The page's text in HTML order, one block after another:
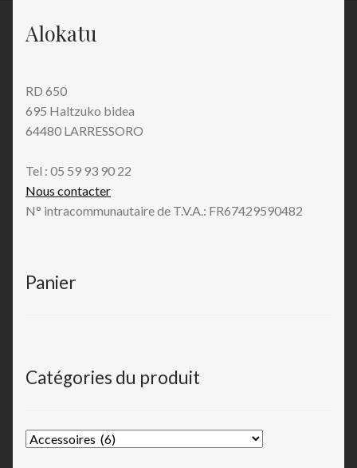
Alokatu
RD 650
695 Haltzuko bidea
64480 LARRESSORO
Tel : 05 59 93 90 22
Nous contacter
N° intracommunautaire de T.V.A.: FR67429590482
Panier
Catégories du produit